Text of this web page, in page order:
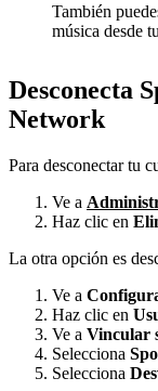
También
música desde
Desconecta
Network
Para desconectar tu
Ve a
Haz clic en
La otra opción es
Ve a
Haz clic en
Ve a Vincular
Selecciona
Selecciona